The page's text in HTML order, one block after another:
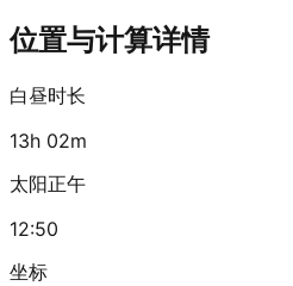
位置与计算详情
白昼时长
13h 02m
太阳正午
12:50
坐标